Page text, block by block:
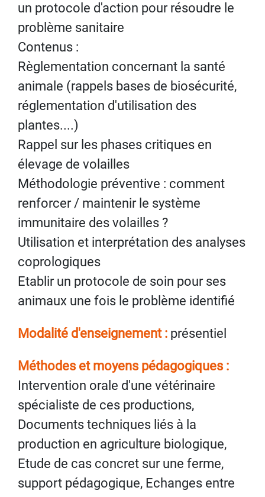
un protocole d'action pour résoudre le
problème sanitaire
Contenus :
Règlementation concernant la santé
animale (rappels bases de biosécurité,
réglementation d'utilisation des
plantes....)
Rappel sur les phases critiques en
élevage de volailles
Méthodologie préventive : comment
renforcer / maintenir le système
immunitaire des volailles ?
Utilisation et interprétation des analyses
coprologiques
Etablir un protocole de soin pour ses
animaux une fois le problème identifié
Modalité d'enseignement : présentiel
Méthodes et moyens pédagogiques :
Intervention orale d'une vétérinaire
spécialiste de ces productions,
Documents techniques liés à la
production en agriculture biologique,
Etude de cas concret sur une ferme,
support pédagogique, Echanges entre